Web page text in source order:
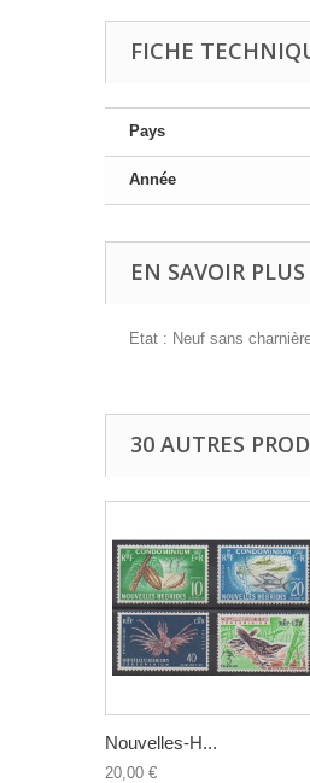
FICHE
Pays
Année
EN SAVOIR PLUS
Etat : Neuf sans
30 AUTRES
Nouvelles-H...
20,00 €